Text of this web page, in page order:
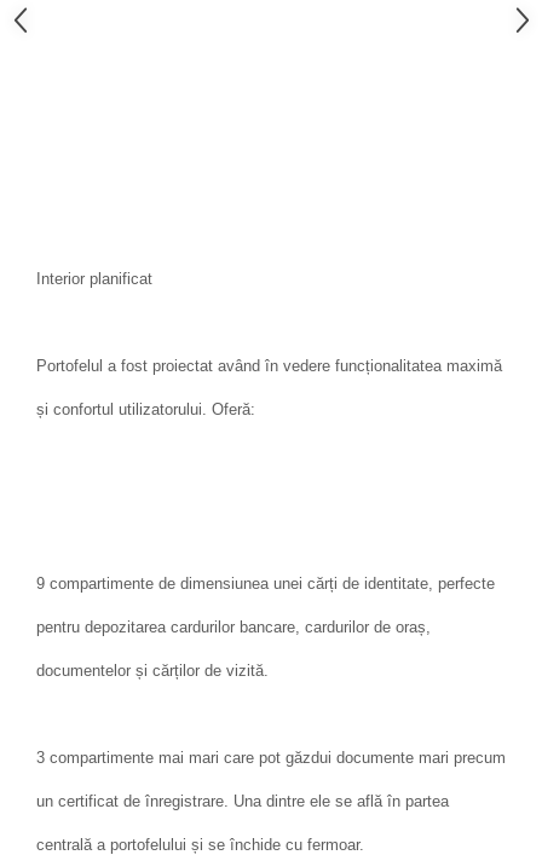
Interior planificat
Portofelul a fost proiectat având în vedere funcționalitatea maximă
și confortul utilizatorului. Oferă:
9 compartimente de dimensiunea unei cărți de identitate, perfecte
pentru depozitarea cardurilor bancare, cardurilor de oraș,
documentelor și cărților de vizită.
3 compartimente mai mari care pot găzdui documente mari precum
un certificat de înregistrare. Una dintre ele se află în partea
centrală a portofelului și se închide cu fermoar.